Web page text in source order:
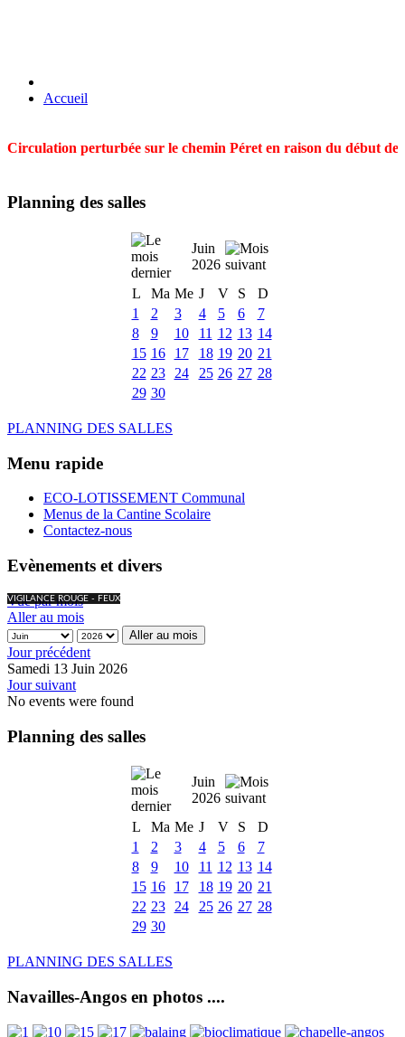
Accueil
Circulation perturbée sur le chemin Péret en raison du début
Planning des salles
Juin
2026
L
Ma Me J V S
D
1
2 3 4 5 6
7
8
9 10 11 12 13 14
15 16 17 18 19 20 21
22 23 24 25 26 27 28
29 30
PLANNING DES SALLES
Menu rapide
ECO-LOTISSEMENT Communal
Menus de la Cantine Scolaire
Contactez-nous
Evènements et divers
VIGILANCE ROUGE - FEUX
Vue par mois
Aller au mois
Aller au mois
Jour précédent
Samedi 13 Juin 2026
Jour suivant
No events were found
Planning des salles
Juin
2026
L
Ma Me J V S
D
1
2 3 4 5 6
7
8
9 10 11 12 13 14
15 16 17 18 19 20 21
22 23 24 25 26 27 28
29 30
PLANNING DES SALLES
Navailles-Angos en photos ....